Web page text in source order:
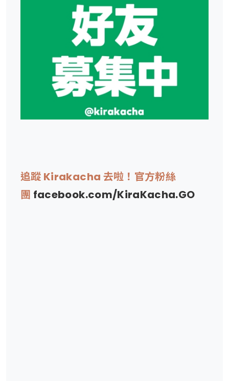
追蹤 Kirakacha 去啦！官方粉絲
團 facebook.com/KiraKacha.GO